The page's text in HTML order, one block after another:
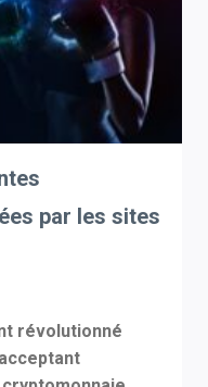
par les sites
révolutionné